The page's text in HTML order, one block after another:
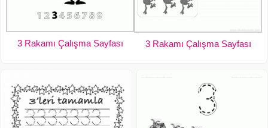
3 Rakamı Çalışma Sayfası 3 Rakamı Çalışma Sayfası